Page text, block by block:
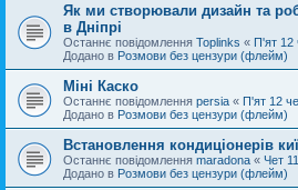
Як ми створювали дизайн та
в Дніпрі
Останнє повідомлення Toplinks « П'ят 12
Додано в Розмови без цензури (флейм)
Міні Каско
Останнє повідомлення persia « П'ят 12
Додано в Розмови без цензури (флейм)
Встановлення кондиціонерів
Останнє повідомлення maradona « Чет
Додано в Розмови без цензури (флейм)